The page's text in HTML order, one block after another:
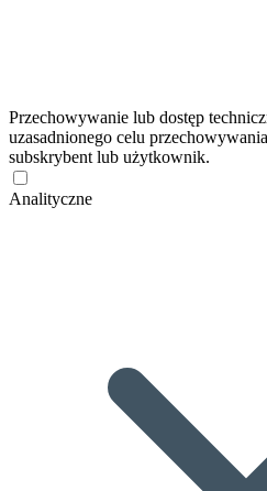
Przechowywanie lub dostęp
uzasadnionego celu
subskrybent lub użytkownik.
Analityczne